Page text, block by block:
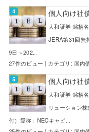
個人向け社
大和証券 銘柄
JERA第31回無
9日～202...
27件のビュー | カテゴリ: 国内
個人向け社
大和証券 銘柄
リューション
付）愛称：NECキャピ...